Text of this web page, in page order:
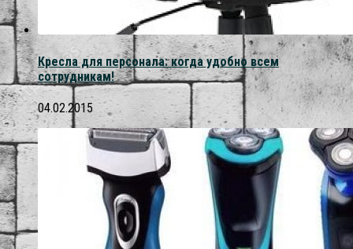
Кресла для персонала: когда удобно всем
сотрудникам!
04.02.2015